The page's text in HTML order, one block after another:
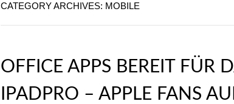
CATEGORY ARCHIVES: MOBILE
OFFICE APPS BEREIT FÜR
IPADPRO – APPLE FANS